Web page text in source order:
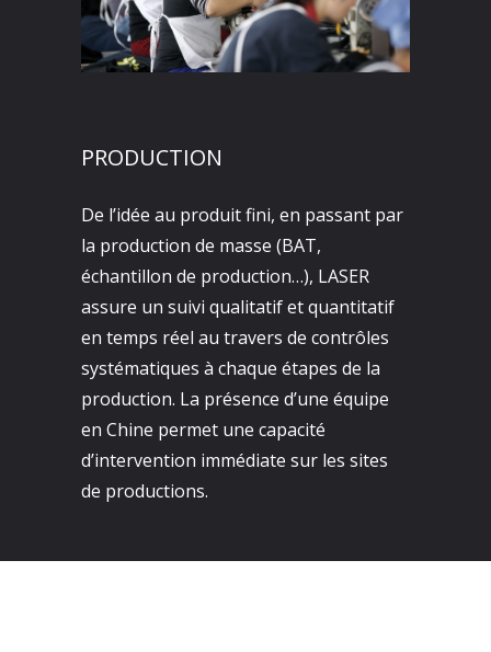
PRODUCTION
De l’idée au produit fini, en passant par
la production de masse (BAT,
échantillon de production…), LASER
assure un suivi qualitatif et quantitatif
en temps réel au travers de contrôles
systématiques à chaque étapes de la
production. La présence d’une équipe
en Chine permet une capacité
d’intervention immédiate sur les sites
de productions.